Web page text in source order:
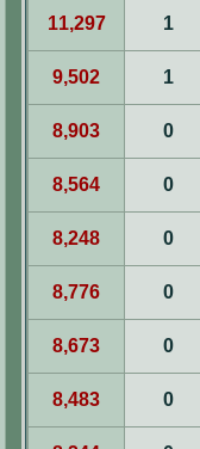
1
11,297
1
9,502
0
8,903
0
8,564
0
8,248
0
8,776
0
8,673
0
8,483